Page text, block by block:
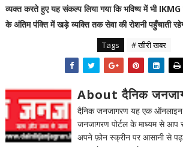
व्यक्त करते हुए यह संकल्प लिया गया कि भविष्य में भी
के अंतिम पंक्ति में खड़े व्यक्ति तक सेवा की रोशनी पहुँचाती
Tags # खीरी खबर
About दैनिक
दैनिक जनजागरण यह एक ऑनलाइन
जनजागरण पोर्टल के माध्यम से आप
अपने फ़ोन स्क्रीन पर आसानी से